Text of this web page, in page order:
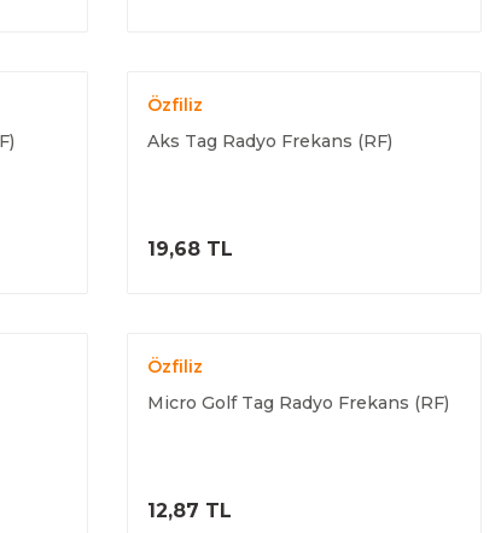
Özfiliz
Aks Tag Radyo Frekans (RF)
19,68 TL
Özfiliz
Micro Golf Tag Radyo Frekans (RF)
12,87 TL